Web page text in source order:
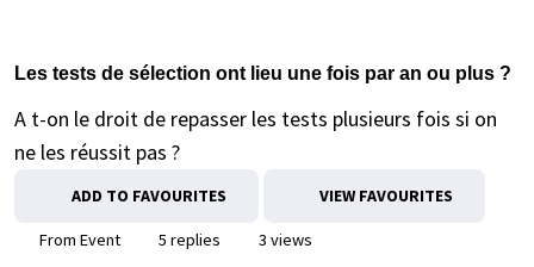
Les tests de sélection ont lieu une fois par an ou plus ?
A t-on le droit de repasser les tests plusieurs fois si on
ne les réussit pas ?
ADD TO FAVOURITES VIEW FAVOURITES
From Event 5 replies
3 views